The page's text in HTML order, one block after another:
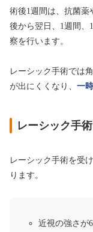
術後1週間は、抗菌薬
後から翌日、1週間、
察を行います。
レーシック手術では
が出にくくなり、 一
レーシック手
レーシック手術を受
ります。
近視の強さが